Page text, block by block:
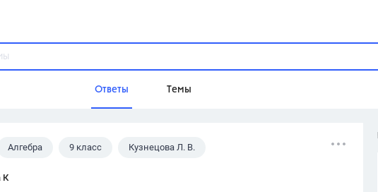
Ответы Темы
Домашнее задание
Алгебра 9 класс Кузнецова Л. В.
К